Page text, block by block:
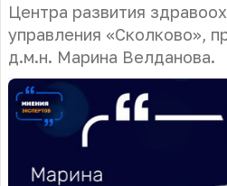
Центра развития
управления «Сколково»,
д.м.н. Марина Велданова.